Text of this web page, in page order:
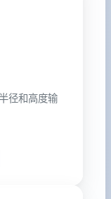
径和高度输